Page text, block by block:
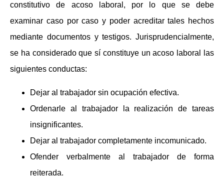
constitutivo de acoso laboral, por lo que se debe
examinar caso por caso y poder acreditar tales hechos
mediante documentos y testigos. Jurisprudencialmente,
se ha considerado que sí constituye un acoso laboral las
siguientes conductas:
Dejar al trabajador sin ocupación efectiva.
Ordenarle al trabajador la realización de tareas
insignificantes.
Dejar al trabajador completamente incomunicado.
Ofender verbalmente al trabajador de forma
reiterada.